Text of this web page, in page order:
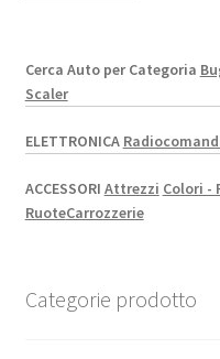
Cerca Auto per Categoria
Scaler
ELETTRONICA
ACCESSORI Attrezzi Colori -
RuoteCarrozzerie
Categorie prodotto